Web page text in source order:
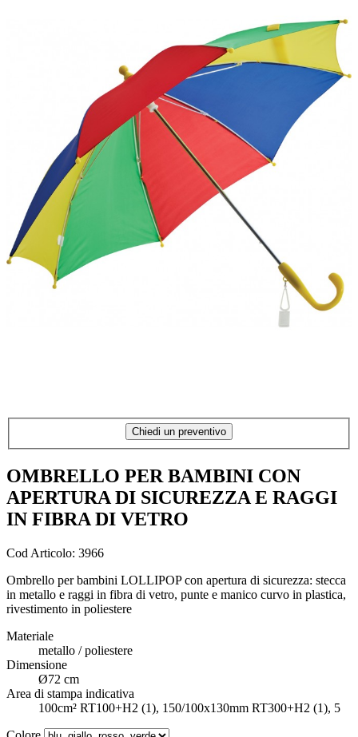
Chiedi un preventivo
OMBRELLO PER BAMBINI CON
APERTURA DI SICUREZZA E RAGGI
IN FIBRA DI VETRO
Cod Articolo: 3966
Ombrello per bambini LOLLIPOP con apertura di sicurezza: stecca
in metallo e raggi in fibra di vetro, punte e manico curvo in plastica,
rivestimento in poliestere
Materiale
metallo / poliestere
Dimensione
Ø72 cm
Area di stampa indicativa
100cm² RT100+H2 (1), 150/100x130mm RT300+H2 (1), 5